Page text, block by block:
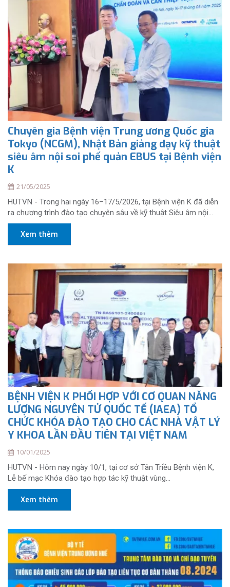
Chuyên gia Bệnh viện Trung ương Quốc gia
Tokyo (NCGM), Nhật Bản giảng dạy kỹ thuật
siêu âm nội soi phế quản EBUS tại Bệnh viện
K
21/05/2025
HUTVN - Trong hai ngày 16–17/5/2026, tại Bệnh viện K đã diễn
ra chương trình đào tạo chuyên sâu về kỹ thuật Siêu âm nội...
Xem thêm
BỆNH VIỆN K PHỐI HỢP VỚI CƠ QUAN NĂNG
LƯỢNG NGUYÊN TỬ QUỐC TẾ (IAEA) TỔ
CHỨC KHÓA ĐÀO TẠO CHO CÁC NHÀ VẬT LÝ
Y KHOA LẦN ĐẦU TIÊN TẠI VIỆT NAM
10/01/2025
HUTVN - Hôm nay ngày 10/1, tại cơ sở Tân Triều Bệnh viện K,
Lễ bế mạc Khóa đào tạo hợp tác kỹ thuật vùng...
Xem thêm